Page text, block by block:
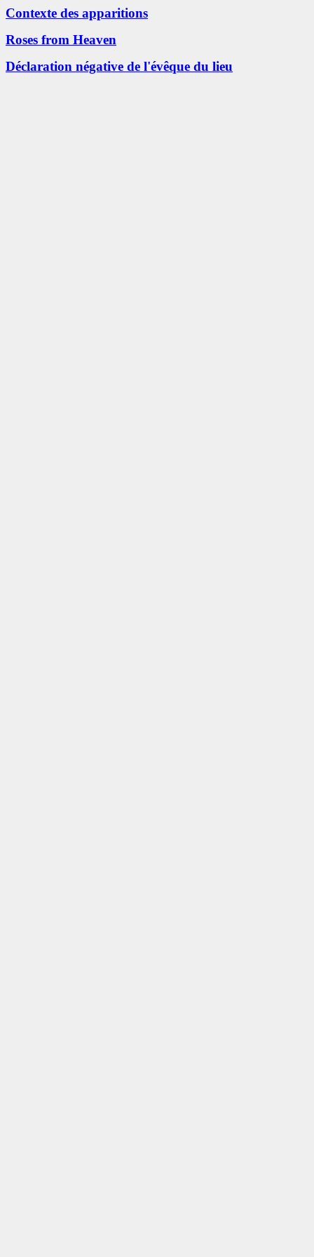
Contexte des apparitions
Roses from Heaven
Déclaration négative de l'évêque du lieu